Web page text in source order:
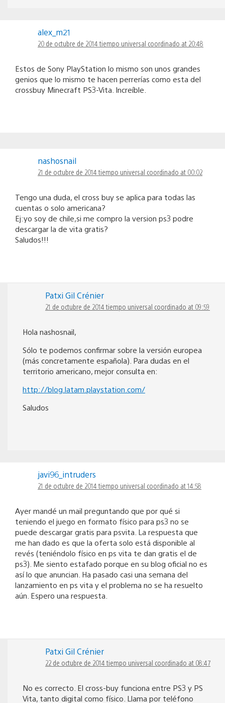
alex_m21
20 de octubre de 2014 tiempo universal coordinado at 20:48
Estos de Sony PlayStation lo mismo son unos grandes
genios que lo mismo te hacen perrerías como esta del
crossbuy Minecraft PS3-Vita. Increíble.
nashosnail
21 de octubre de 2014 tiempo universal coordinado at 00:02
Tengo una duda, el cross buy se aplica para todas las
cuentas o solo americana?
Ej:yo soy de chile,si me compro la version ps3 podre
descargar la de vita gratis?
Saludos!!!
Patxi Gil Crénier
21 de octubre de 2014 tiempo universal coordinado at 09:59
Hola nashosnail,
Sólo te podemos confirmar sobre la versión europea
(más concretamente española). Para dudas en el
territorio americano, mejor consulta en:
http://blog.latam.playstation.com/
Saludos
javi96_intruders
21 de octubre de 2014 tiempo universal coordinado at 14:58
Ayer mandé un mail preguntando que por qué si
teniendo el juego en formato físico para ps3 no se
puede descargar gratis para psvita. La respuesta que
me han dado es que la oferta solo está disponible al
revés (teniéndolo físico en ps vita te dan gratis el de
ps3). Me siento estafado porque en su blog oficial no es
así lo que anuncian. Ha pasado casi una semana del
lanzamiento en ps vita y el problema no se ha resuelto
aún. Espero una respuesta.
Patxi Gil Crénier
22 de octubre de 2014 tiempo universal coordinado at 08:47
No es correcto. El cross-buy funciona entre PS3 y PS
Vita, tanto digital como físico. Llama por teléfono